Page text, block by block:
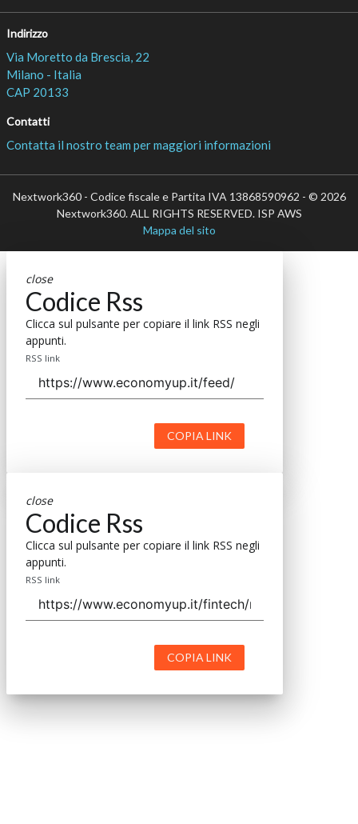
Indirizzo
Via Moretto da Brescia, 22
Milano - Italia
CAP 20133
Contatti
Contatta il nostro team per maggiori informazioni
Nextwork360 - Codice fiscale e Partita IVA 13868590962 - © 2026
Nextwork360. ALL RIGHTS RESERVED. ISP AWS
Mappa del sito
close
Codice Rss
Clicca sul pulsante per copiare il link RSS negli
appunti.
RSS link
COPIA LINK
close
Codice Rss
Clicca sul pulsante per copiare il link RSS negli
appunti.
RSS link
COPIA LINK